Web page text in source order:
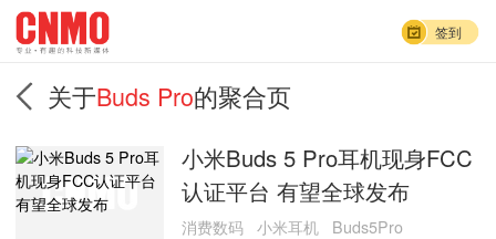
签到
关于Buds Pro的聚合页
小米Buds 5 Pro耳机现身FCC
认证平台 有望全球发布
消费数码 小米耳机 Buds5Pro